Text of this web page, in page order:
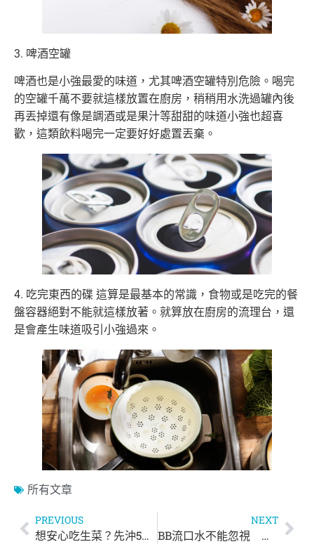
3. 啤酒空罐
啤酒也是小強最愛的味道，尤其啤酒空罐特別危險。喝完
的空罐千萬不要就這樣放置在廚房，稍稍用水洗過罐內後
再丟掉還有像是調酒或是果汁等甜甜的味道小強也超喜
歡，這類飲料喝完一定要好好處置丟棄。
4. 吃完東西的碟 這算是最基本的常識，食物或是吃完的餐
盤容器絕對不能就這樣放著。就算放在廚房的流理台，還
是會產生味道吸引小強過來。
所有文章
PREVIOUS
想安心吃生菜？先沖5分鐘、再煮30秒
NEXT
BB流口水不能忽視 暗藏大秘密